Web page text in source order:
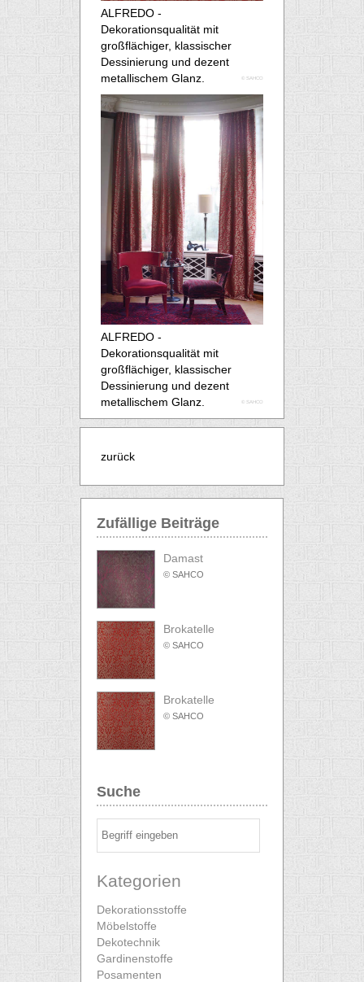
ALFREDO -
Dekorationsqualität mit
großflächiger, klassischer
Dessinierung und dezent
metallischem Glanz.
© SAHCO
ALFREDO -
Dekorationsqualität mit
großflächiger, klassischer
Dessinierung und dezent
metallischem Glanz.
© SAHCO
zurück
Zufällige Beiträge
Damast
© SAHCO
Brokatelle
© SAHCO
Brokatelle
© SAHCO
Suche
Kategorien
Dekorationsstoffe
Möbelstoffe
Dekotechnik
Gardinenstoffe
Posamenten